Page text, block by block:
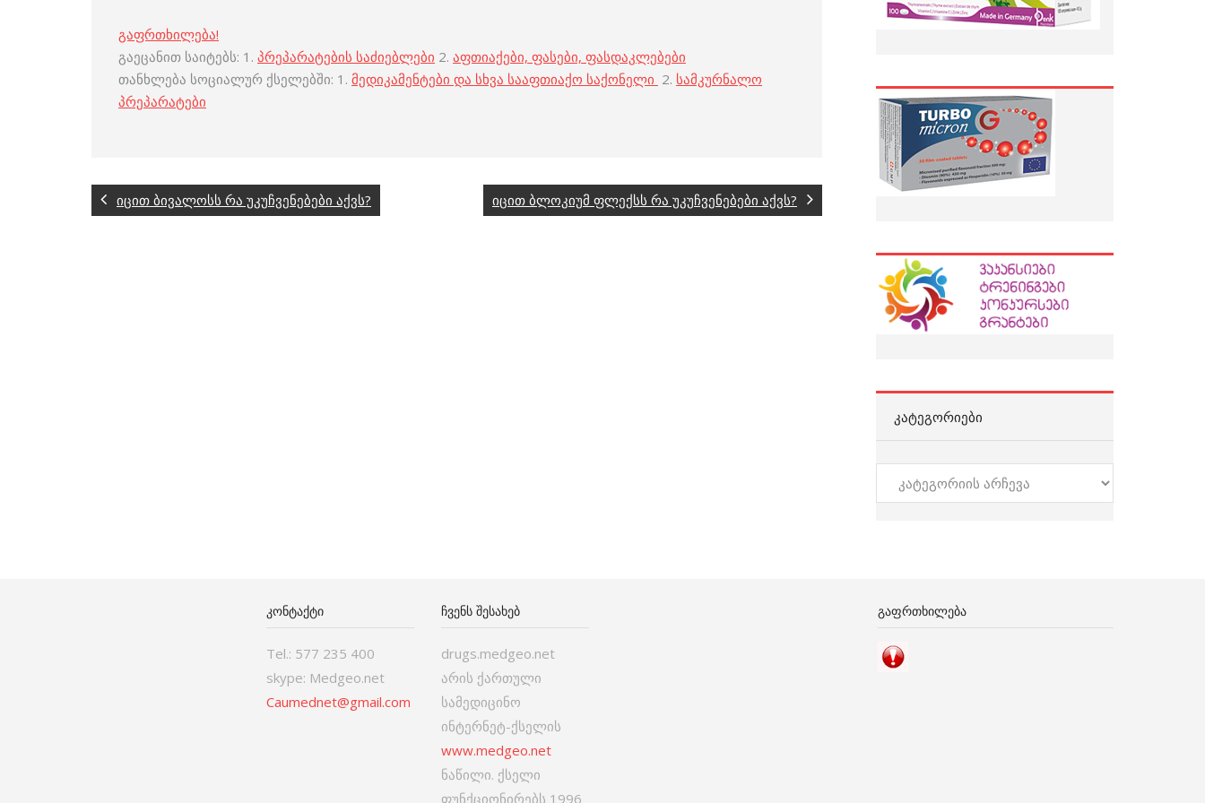
გაფრთხილება!
გაეცანით საიტებს: 1. პრეპარატების საძიებლები 2. აფთიაქები, ფასები, ფასდაკლებები
თანხლება სოციალურ ქსელებში: 1. მედიკამენტები და სხვა სააფთიაქო საქონელი 2. სამკურნალო
პრეპარატები
იცით ბივალოსს რა უკუჩვენებები აქვს? იცით ბლოკიუმ ფლექსს რა უკუჩვენებები აქვს?
ᲙᲐᲢᲔᲒᲝᲠᲘᲔᲑᲘ
კატეგორიები
ᲙᲝᲜᲢᲐᲥᲢᲘ
Tel.: 577 235 400
skype: Medgeo.net
Caumednet@gmail.com
ᲩᲕᲔᲜᲡ ᲨᲔᲡᲐᲮᲔᲑ
drugs.medgeo.net
არის ქართული
სამედიცინო
ინტერნეტ-ქსელის
www.medgeo.net
ნაწილი. ქსელი
ფუნქციონირებს 1996
ᲒᲐᲤᲠᲗᲮᲘᲚᲔᲑᲐ